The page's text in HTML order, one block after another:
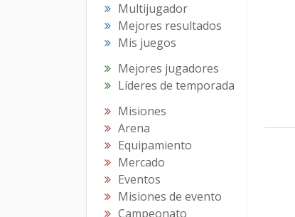
Multijugador
Mejores resultados
Mis juegos
Mejores jugadores
Líderes de temporada
Misiones
Arena
Equipamiento
Mercado
Eventos
Misiones de evento
Campeonato